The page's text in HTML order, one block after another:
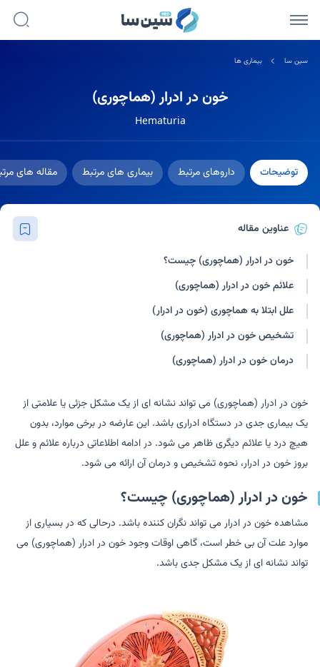
سین سا بیماری ها
خون در ادرار (هماچوری)
Hematuria
توضیحات داروهای مرتبط بیماری های مرتبط مقاله های
عناوین مقاله
خون در ادرار (هماچوری) چیست؟
علائم خون در ادرار (هماچوری)
علل ابتلا به هماچوری (خون در ادرار)
تشخیص خون در ادرار (هماچوری)
درمان خون در ادرار (هماچوری)
خون در ادرار (هماچوری) می تواند نشانه ای از یک مشکل جزئی یا علامتی از
یک بیماری جدی در دستگاه ادراری باشد. این عارضه در برخی موارد، بدون
هیچ درد یا علائم دیگری ظاهر می شود. در ادامه اطلاعاتی درباره علائم و علل
بروز خون در ادرار، نحوه تشخیص و درمان آن ارائه می شود.
خون در ادرار (هماچوری) چیست؟
مشاهده خون در ادرار می تواند نگران کننده باشد. درحالی که در بسیاری از
موارد علت آن بی خطر است، گاهی اوقات وجود خون در ادرار (هماچوری) می
تواند نشانه ای از یک مشکل جدی باشد.